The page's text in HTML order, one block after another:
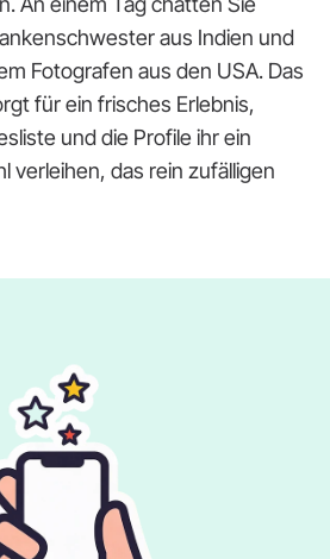
aus Indien und
Fotografen aus den USA. Das
für ein frisches Erlebnis,
und die Profile ihr ein
verleihen, das rein zufälligen